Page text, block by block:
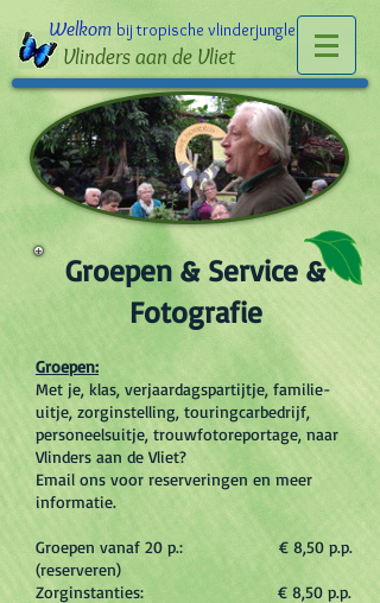
Welkom bij tropische vlinderjungle
Vlinders aan de Vliet
Groepen & Service &
Fotografie
Groepen:
Met je, klas, verjaardagspartijtje, familie-
uitje, zorginstelling, touringcarbedrijf,
personeelsuitje, trouwfotoreportage, naar
Vlinders aan de Vliet?
Email ons voor reserveringen en meer
informatie.
Groepen vanaf 20 p.: € 8,50 p.p.
(reserveren)
Zorginstanties: € 8,50 p.p.